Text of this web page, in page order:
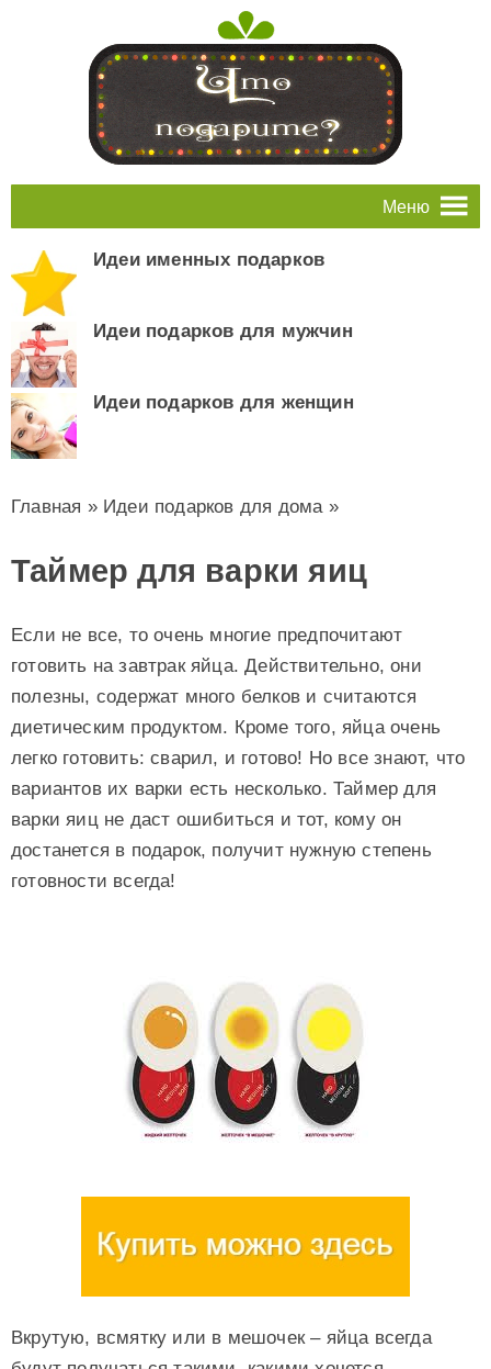
Меню
Идеи именных подарков
Идеи подарков для мужчин
Идеи подарков для женщин
Главная » Идеи подарков для дома »
Таймер для варки яиц
Если не все, то очень многие предпочитают
готовить на завтрак яйца. Действительно, они
полезны, содержат много белков и считаются
диетическим продуктом. Кроме того, яйца очень
легко готовить: сварил, и готово! Но все знают, что
вариантов их варки есть несколько. Таймер для
варки яиц не даст ошибиться и тот, кому он
достанется в подарок, получит нужную степень
готовности всегда!
Вкрутую, всмятку или в мешочек – яйца всегда